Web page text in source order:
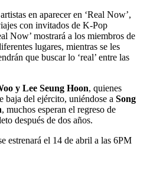
en aparecer en ‘Real Now’,
con invitados de K-Pop
Now’ mostrará a los miembros de
lugares, mientras se les
que buscar lo ‘real’ entre las
y Lee Seung Hoon, quienes
baja del ejército, uniéndose a Song
, muchos esperan el regreso de
después de dos años.
estrenará el 14 de abril a las 6PM